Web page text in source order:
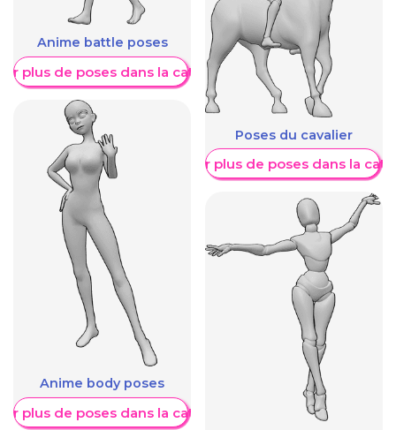
Anime battle poses
plus de poses dans la catégorie
Anime body poses
plus de poses dans la catégorie
Poses du cavalier
Afficher plus de poses dans la